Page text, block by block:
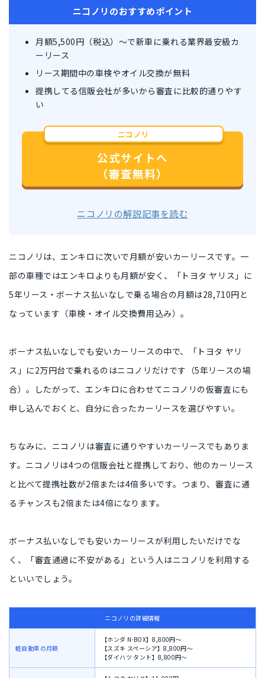
ニコノリのおすすめポイント
月額5,500円（税込）〜で新車に乗れる業界最安級カ
ーリース
リース期間中の車検やオイル交換が無料
提携してる信販会社が多いから審査に比較的通りやす
い
ニコノリ
公式サイトへ
（審査無料）
ニコノリの解説記事を読む
ニコノリは、エンキロに次いで月額が安いカーリースです。一
部の車種ではエンキロよりも月額が安く 、「トヨタ ヤリス」に
5年リース・ボーナス払いなしで乗る場合の月額は28,710円と
なっています（車検・オイル交換費用込み）。
ボーナス払いなしでも安いカーリースの中で、「トヨタ ヤリ
ス」に2万円台で乗れるのはニコノリだけです（5年リースの場
合）。したがって、エンキロに合わせてニコノリの仮審査にも
申し込んでおくと、 自分に合ったカーリースを選びやすい。
ちなみに、ニコノリは審査に通りやすいカーリース でもありま
す。ニコノリは4つの信販会社 と提携しており、他のカーリース
と比べて提携社数が2倍または4倍多いです。つまり、審査に通
るチャンスも2倍または4倍になります。
ボーナス払いなしでも安いカーリースが利用したいだけでな
く、
「審査通過に不安がある」という人 はニコノリを利用する
といいでしょう。
ニコノリの詳細情報
軽自動車の月額
【ホンダ N-BOX】8,800円〜
【スズキ スペーシア】8,800円〜
【ダイハツ タント】8,800円〜